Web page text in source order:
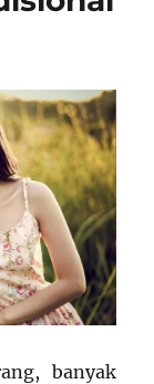
banyak